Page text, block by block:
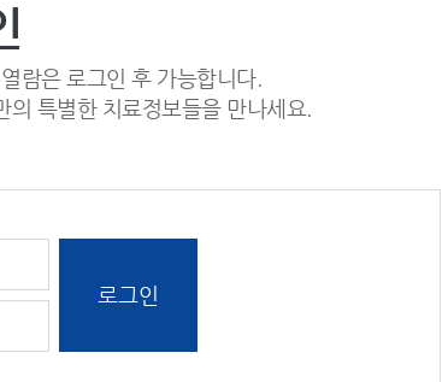
람은 로그인 후 가능합니다.
특별한 치료정보들을 만나세요.
로그인